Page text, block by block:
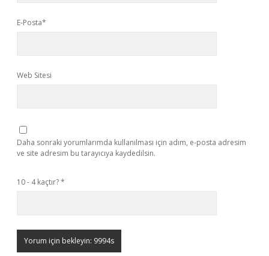
E-Posta*
Web Sitesi
Daha sonraki yorumlarımda kullanılması için adım, e-posta adresim
ve site adresim bu tarayıcıya kaydedilsin.
10 - 4 kaçtır?*